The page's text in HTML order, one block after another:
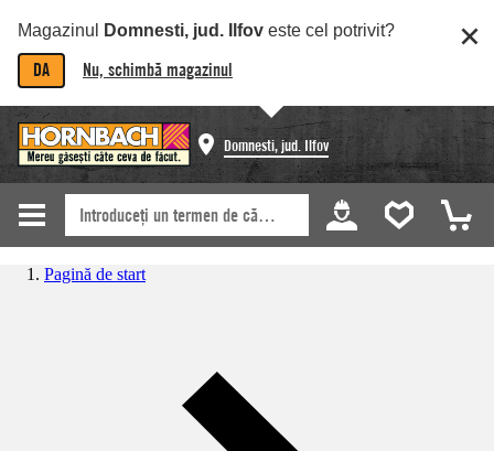
Magazinul Domnesti, jud. Ilfov este cel potrivit?
DA Nu, schimbă magazinul
Domnesti, jud. Ilfov
Pagină de start